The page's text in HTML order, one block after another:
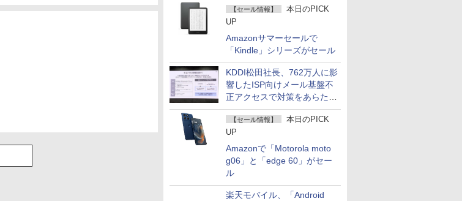
【セール情報】
本日のPICK
UP
Amazonサマーセールで
「Kindle」シリーズがセール
KDDI松田社長、762万人に影
響したISP向けメール基盤不
正アクセスで対策をあらため
て説明
【セール情報】
本日のPICK
UP
Amazonで「Motorola moto
g06」と「edge 60」がセー
ル
楽天モバイル、「Android